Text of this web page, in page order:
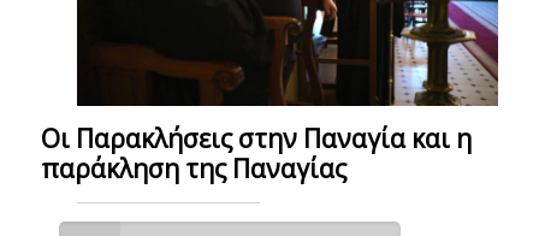
Οι Παρακλήσεις στην Παναγία και η
παράκληση της Παναγίας